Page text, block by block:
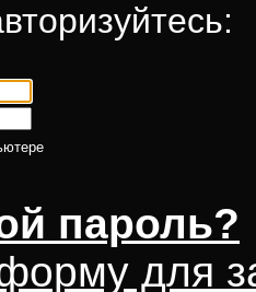
пароль?
для